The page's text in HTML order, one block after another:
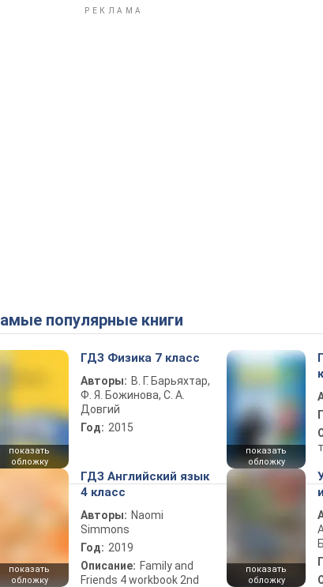
Самые популярные книги
показать
обложку
ГДЗ Физика 7 класс
Авторы: В. Г. Барьяхтар,
Ф. Я. Божинова, С. А.
Довгий
Год: 2015
показать
обложку
показать
обложку
ГДЗ Английский язык
4 класс
Авторы: Naomi
Simmons
Год: 2019
Описание: Family and
Friends 4 workbook 2nd
показать
обложку